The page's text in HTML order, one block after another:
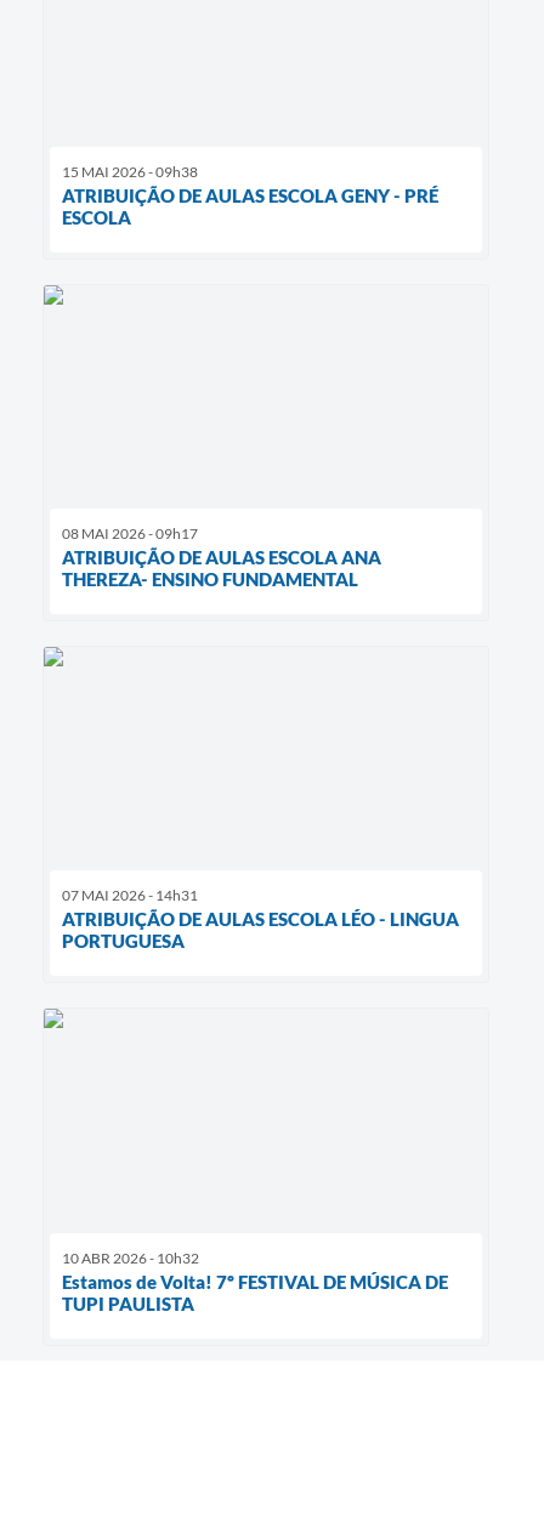
15 MAI 2026 - 09h38
ATRIBUIÇÃO DE AULAS ESCOLA GENY - PRÉ
ESCOLA
08 MAI 2026 - 09h17
ATRIBUIÇÃO DE AULAS ESCOLA ANA
THEREZA- ENSINO FUNDAMENTAL
07 MAI 2026 - 14h31
ATRIBUIÇÃO DE AULAS ESCOLA LÉO - LINGUA
PORTUGUESA
10 ABR 2026 - 10h32
Estamos de Volta! 7º FESTIVAL DE MÚSICA DE
TUPI PAULISTA